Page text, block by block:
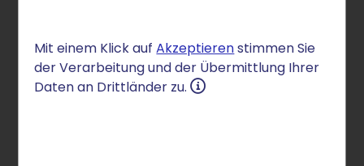
Mit einem Klick aufAkzeptierenstimmen Sie
der Verarbeitung und der Übermittlung Ihrer
Daten an Drittländer zu.